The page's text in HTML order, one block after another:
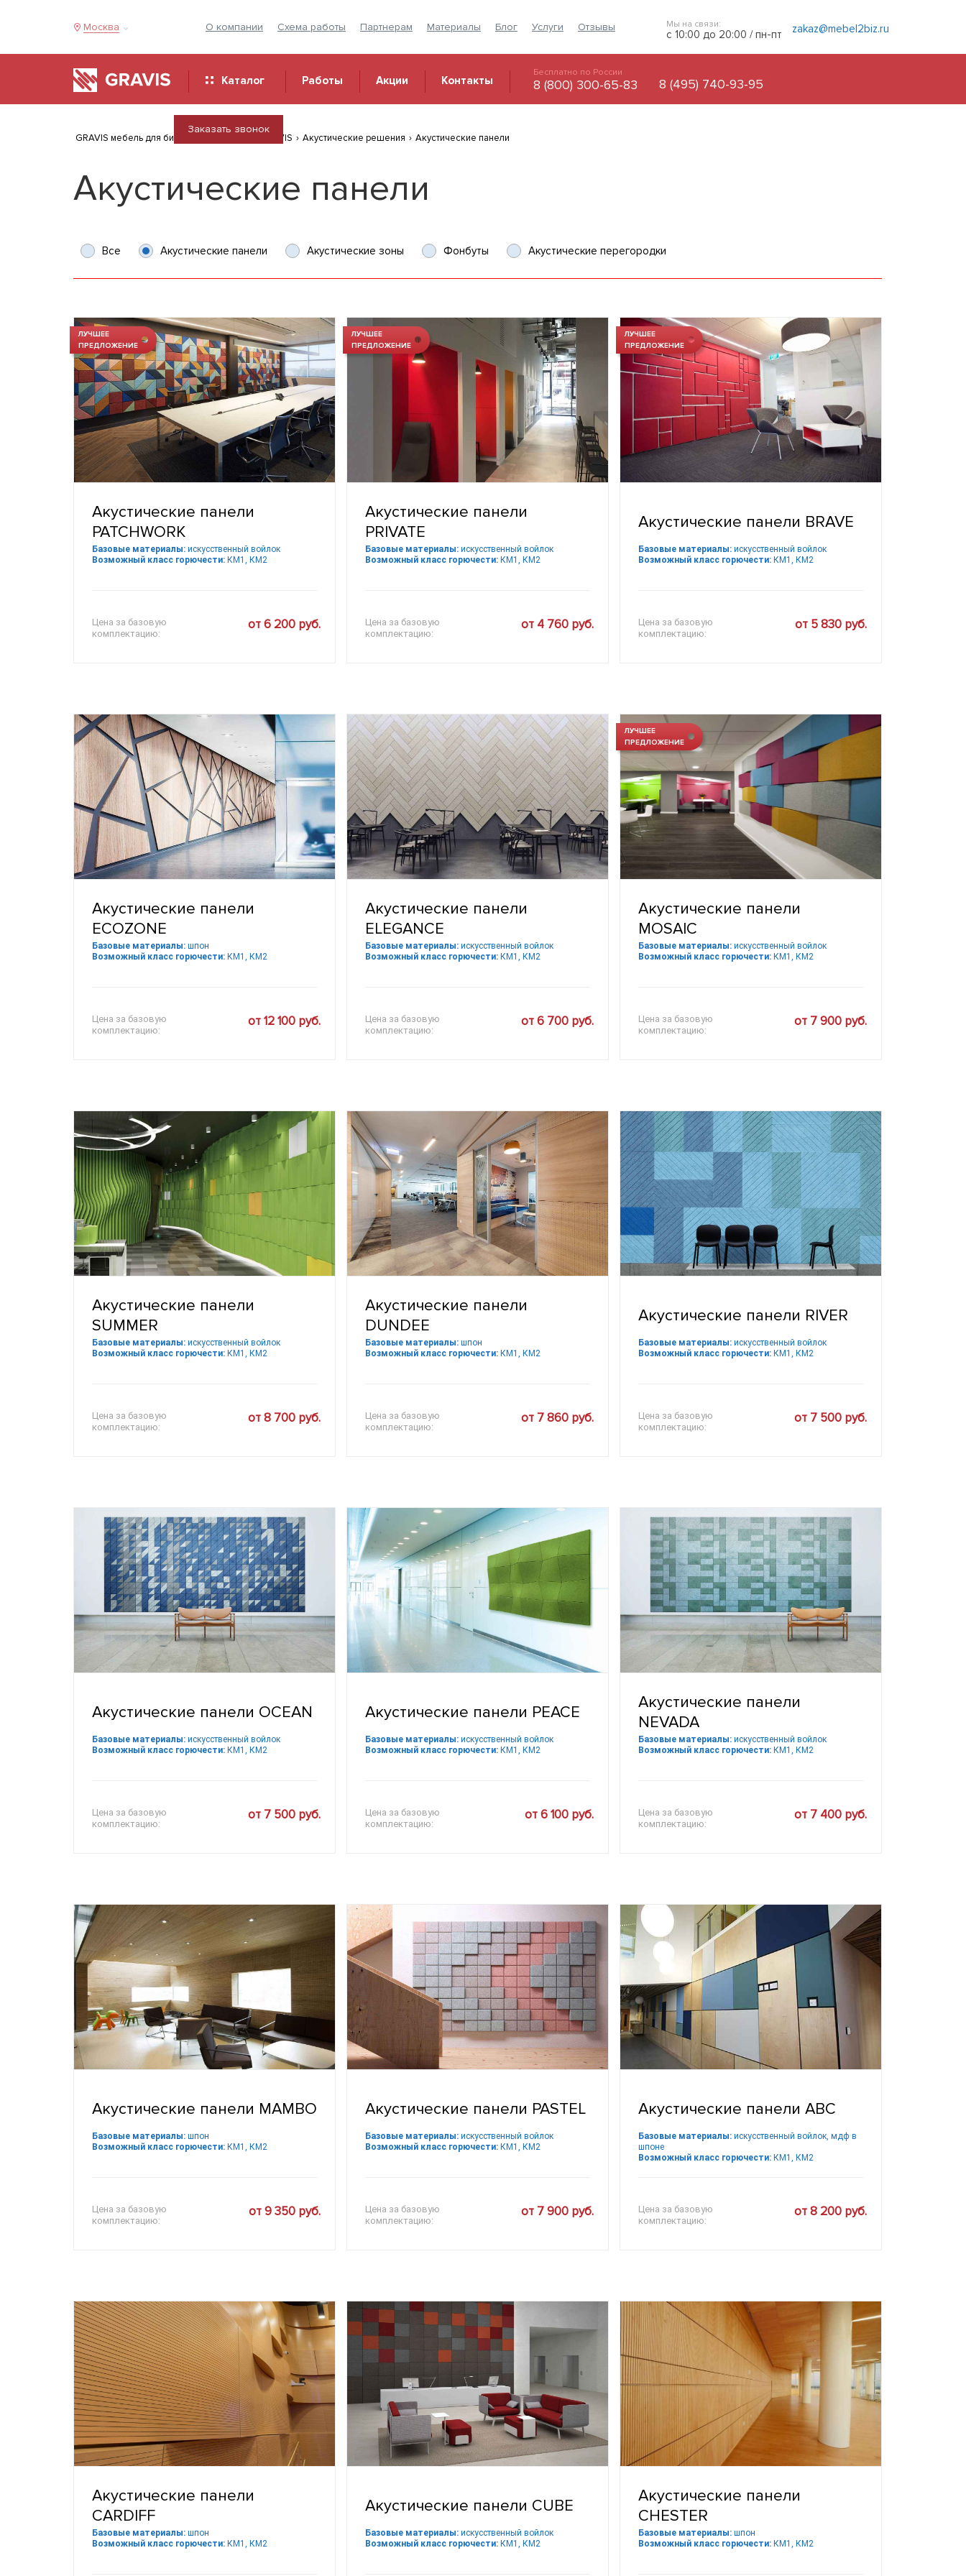
Москва О компании Схема работы Партнерам Материалы Блог Услуги Отзывы Мы на связи:
с 10:00 до 20:00 / пн-пт zakaz@mebel2biz.ru
Каталог Работы Акции Контакты
Бесплатно по России
8 (800) 300-65-83 8 (495) 740-93-95
Заказать звонок
GRAVIS мебель для бизнеса Продукция GRAVIS › Акустические решения › Акустические панели
Акустические панели
Все Акустические панели Акустические зоны Фонбуты Акустические перегородки
ЛУЧШЕЕ
ПРЕДЛОЖЕНИЕ
Акустические панели
PATCHWORK
Базовые материалы: искусственный войлок
Возможный класс горючести: КМ1, КМ2
Цена за базовую
комплектацию:
от 6 200 руб.
ЛУЧШЕЕ
ПРЕДЛОЖЕНИЕ
Акустические панели
PRIVATE
Базовые материалы: искусственный войлок
Возможный класс горючести:КМ1, КМ2
Цена за базовую
комплектацию:
от 4 760 руб.
ЛУЧШЕЕ
ПРЕДЛОЖЕНИЕ
Акустические панели BRAVE
Базовые материалы: искусственный войлок
Возможный класс горючести:КМ1, КМ2
Цена за базовую
комплектацию:
от 5 830 руб.
Акустические панели
ECOZONE
Базовые материалы: шпон
Возможный класс горючести: КМ1, КМ2
Цена за базовую
комплектацию:
от 12 100 руб.
Акустические панели
ELEGANCE
Базовые материалы:искусственный войлок
Возможный класс горючести:КМ1, КМ2
Цена за базовую
комплектацию:
от 6 700 руб.
ЛУЧШЕЕ
ПРЕДЛОЖЕНИЕ
Акустические панели
MOSAIC
Базовые материалы: искусственный войлок
Возможный класс горючести: КМ1, КМ2
Цена за базовую
комплектацию:
от 7 900 руб.
Акустические панели
SUMMER
Базовые материалы: искусственный войлок
Возможный класс горючести: КМ1, КМ2
Цена за базовую
комплектацию:
от 8 700 руб.
Акустические панели
DUNDEE
Базовые материалы:шпон
Возможный класс горючести:КМ1, КМ2
Цена за базовую
комплектацию:
от 7 860 руб.
Акустические панели RIVER
Базовые материалы:искусственный войлок
Возможный класс горючести: КМ1, КМ2
Цена за базовую
комплектацию:
от 7 500 руб.
Акустические панели OCEAN
Базовые материалы: искусственный войлок
Возможный класс горючести: КМ1, КМ2
Цена за базовую
комплектацию:
от 7 500 руб.
Акустические панели PEACE
Базовые материалы: искусственный войлок
Возможный класс горючести: КМ1, КМ2
Цена за базовую
комплектацию:
от 6 100 руб.
Акустические панели
NEVADA
Базовые материалы:искусственный войлок
Возможный класс горючести:КМ1, КМ2
Цена за базовую
комплектацию:
от 7 400 руб.
Акустические панели MAMBO
Базовые материалы: шпон
Возможный класс горючести: КМ1, КМ2
Цена за базовую
комплектацию:
от 9 350 руб.
Акустические панели PASTEL
Базовые материалы:искусственный войлок
Возможный класс горючести:КМ1, КМ2
Цена за базовую
комплектацию:
от 7 900 руб.
Акустические панели ABC
Базовые материалы:искусственный войлок, мдф в
шпоне
Возможный класс горючести:КМ1, КМ2
Цена за базовую
комплектацию:
от 8 200 руб.
Акустические панели
CARDIFF
Базовые материалы: шпон
Возможный класс горючести: КМ1, КМ2
Акустические панели CUBE
Базовые материалы:искусственный войлок
Возможный класс горючести:КМ1, КМ2
Акустические панели
CHESTER
Базовые материалы:шпон
Возможный класс горючести:КМ1, КМ2